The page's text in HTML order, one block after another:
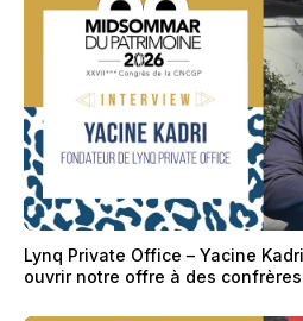
Lynq Private Office – Yacine
ouvrir notre offre à des